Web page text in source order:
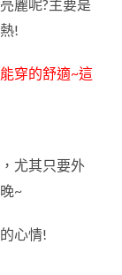
麗呢?主要是
!
穿的舒適~這
，尤其只要外
~
心情!